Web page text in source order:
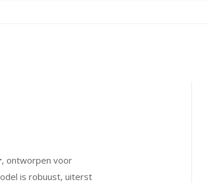
, ontworpen voor
is robuust, uiterst